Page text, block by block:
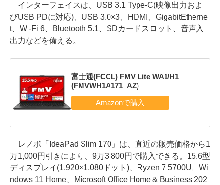
インターフェイスは、USB 3.1 Type-C(映像出力およ
びUSB PDに対応)、USB 3.0×3、HDMI、GigabitEtherne
t、Wi-Fi 6、Bluetooth 5.1、SDカードスロット、音声入
出力などを備える。
富士通(FCCL) FMV Lite WA1/H1
(FMVWH1A171_AZ)
レノボ「IdeaPad Slim 170」は、直近の販売価格から1
万1,000円引きにより、9万3,800円で購入できる。15.6型
ディスプレイ(1,920×1,080ドット)、Ryzen 7 5700U、Wi
ndows 11 Home、Microsoft Office Home & Business 202